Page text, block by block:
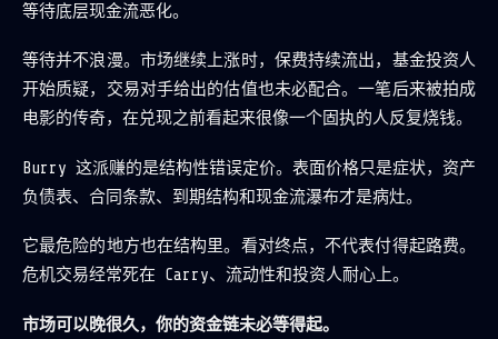
等待底层现金流恶化。
等待并不浪漫。市场继续上涨时，保费持续流出，基金投资人
开始质疑，交易对手给出的估值也未必配合。一笔后来被拍成
电影的传奇，在兑现之前看起来很像一个固执的人反复烧钱。
Burry 这派赚的是结构性错误定价。表面价格只是症状，资产
负债表、合同条款、到期结构和现金流瀑布才是病灶。
它最危险的地方也在结构里。看对终点，不代表付得起路费。
危机交易经常死在 Carry、流动性和投资人耐心上。
市场可以晚很久，你的资金链未必等得起。